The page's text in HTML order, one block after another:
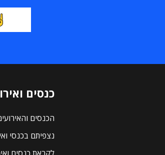
כנסים
הכנסים
נצפיתם בכנסי